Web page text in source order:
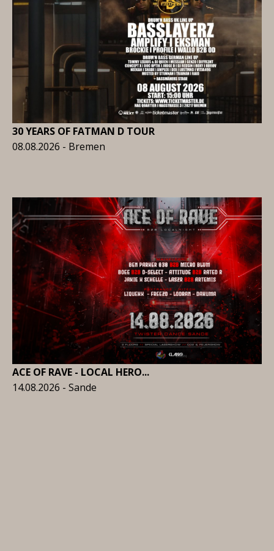
30 YEARS OF FATMAN D TOUR
08.08.2026 - Bremen
ACE OF RAVE - LOCAL HERO...
14.08.2026 - Sande